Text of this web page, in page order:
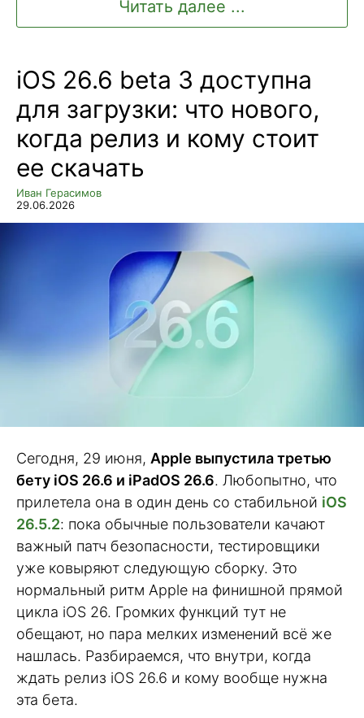
Читать далее ...
iOS 26.6 beta 3 доступна
для загрузки: что нового,
когда релиз и кому стоит
ее скачать
Иван Герасимов
29.06.2026
Сегодня, 29 июня, Apple выпустила третью
бету iOS 26.6 и iPadOS 26.6. Любопытно, что
прилетела она в один день со стабильной iOS
26.5.2: пока обычные пользователи качают
важный патч безопасности, тестировщики
уже ковыряют следующую сборку. Это
нормальный ритм Apple на финишной прямой
цикла iOS 26. Громких функций тут не
обещают, но пара мелких изменений всё же
нашлась. Разбираемся, что внутри, когда
ждать релиз iOS 26.6 и кому вообще нужна
эта бета.